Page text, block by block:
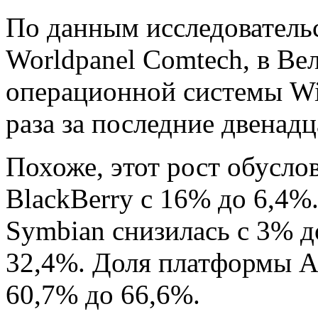
По данным
Worldpanel Comtech, в
операционной системы
раза за последние
Похоже, этот рост
BlackBerry с 16% до
Symbian снизилась с 3%
32,4%. Доля платформы
60,7% до 66,6%.